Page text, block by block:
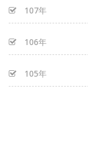
107年
106年
105年